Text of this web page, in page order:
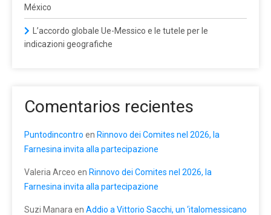
México
L’accordo globale Ue-Messico e le tutele per le
indicazioni geografiche
Comentarios recientes
Puntodincontro en Rinnovo dei Comites nel 2026, la
Farnesina invita alla partecipazione
Valeria Arceo en Rinnovo dei Comites nel 2026, la
Farnesina invita alla partecipazione
Suzi Manara en Addio a Vittorio Sacchi, un ‘italomessicano